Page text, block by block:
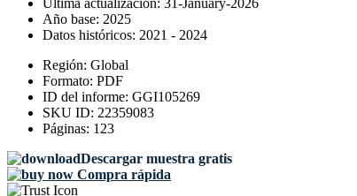
Última actualización: 31-January-2026
Año base: 2025
Datos históricos: 2021 - 2024
Región: Global
Formato: PDF
ID del informe: GGI105269
SKU ID: 22359083
Páginas: 123
Descargar muestra gratis
Compra rápida